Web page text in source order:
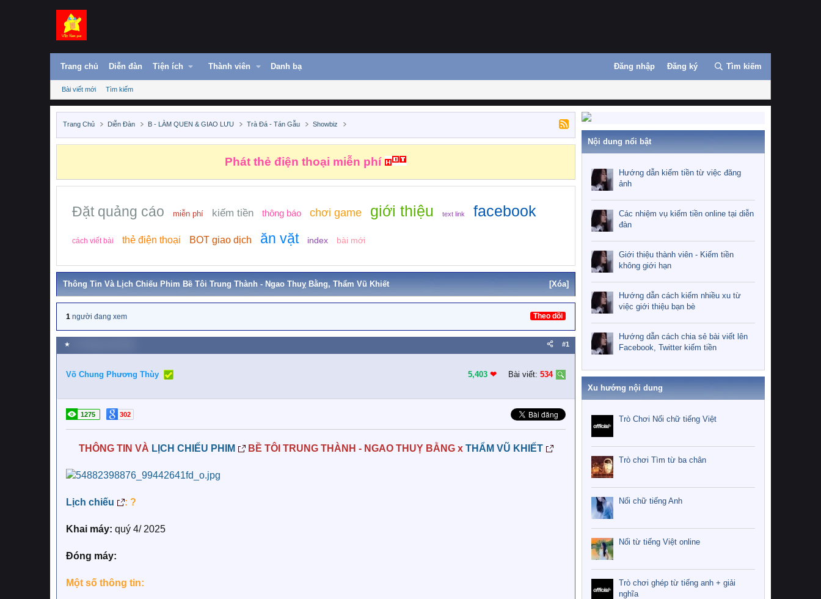
Trang chủ Diễn đàn Tiện ích Thành viên Danh bạ Đăng nhập Đăng ký Tìm kiếm
Bài viết mới Tìm kiếm
Trang Chủ Diễn Đàn B - LÀM QUEN & GIAO LƯU Trà Đá - Tán Gẫu Showbiz
Phát thẻ điện thoại miễn phí
Đặt quảng cáo miễn phí kiếm tiền thông báo chơi game giới thiệu text link facebook
cách viết bài thẻ điện thoại BOT giao dịch ăn vặt index bài mới
Thông Tin Và Lịch Chiếu Phim Bề Tôi Trung Thành - Ngao Thuỵ Bằng, Thẩm Vũ Khiết [Xóa]
1 người đang xem Theo dõi
★ #1
Võ Chung Phương Thùy 5,403 ❤︎ Bài viết: 534
1275 302
THÔNG TIN VÀ LỊCH CHIẾU PHIM BỀ TÔI TRUNG THÀNH - NGAO THUỴ BẰNG x THẨM VŨ KHIẾT
Lịch chiếu : ?
Khai máy: quý 4/ 2025
Đóng máy:
Một số thông tin:
Nội dung nổi bật
Hướng dẫn kiếm tiền từ việc đăng
ảnh
Các nhiệm vụ kiếm tiền online tại diễn
đàn
Giới thiệu thành viên - Kiếm tiền
không giới hạn
Hướng dẫn cách kiếm nhiều xu từ
việc giới thiệu bạn bè
Hướng dẫn cách chia sẻ bài viết lên
Facebook, Twitter kiếm tiền
Xu hướng nội dung
Trò Chơi Nối chữ tiếng Việt
Trò chơi Tìm từ ba chân
Nối chữ tiếng Anh
Nối từ tiếng Việt online
Trò chơi ghép từ tiếng anh + giải
nghĩa